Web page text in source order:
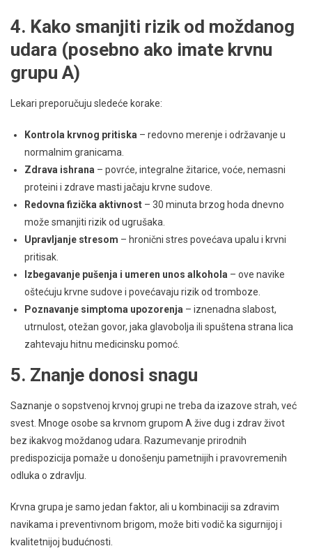
4. Kako smanjiti rizik od moždanog
udara (posebno ako imate krvnu
grupu A)
Lekari preporučuju sledeće korake:
Kontrola krvnog pritiska – redovno merenje i održavanje u
normalnim granicama.
Zdrava ishrana – povrće, integralne žitarice, voće, nemasni
proteini i zdrave masti jačaju krvne sudove.
Redovna fizička aktivnost – 30 minuta brzog hoda dnevno
može smanjiti rizik od ugrušaka.
Upravljanje stresom – hronični stres povećava upalu i krvni
pritisak.
Izbegavanje pušenja i umeren unos alkohola – ove navike
oštećuju krvne sudove i povećavaju rizik od tromboze.
Poznavanje simptoma upozorenja – iznenadna slabost,
utrnulost, otežan govor, jaka glavobolja ili spuštena strana lica
zahtevaju hitnu medicinsku pomoć.
5. Znanje donosi snagu
Saznanje o sopstvenoj krvnoj grupi ne treba da izazove strah, već
svest. Mnoge osobe sa krvnom grupom A žive dug i zdrav život
bez ikakvog moždanog udara. Razumevanje prirodnih
predispozicija pomaže u donošenju pametnijih i pravovremenih
odluka o zdravlju.
Krvna grupa je samo jedan faktor, ali u kombinaciji sa zdravim
navikama i preventivnom brigom, može biti vodič ka sigurnijoj i
kvalitetnijoj budućnosti.